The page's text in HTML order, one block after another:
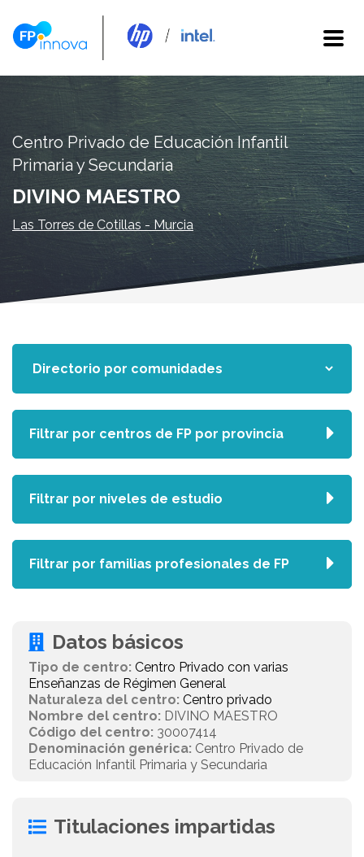
Centro Privado de Educación Infantil
Primaria y Secundaria
DIVINO MAESTRO
Las Torres de Cotillas - Murcia
Datos básicos
Tipo de centro: Centro Privado con varias
Enseñanzas de Régimen General
Naturaleza del centro: Centro privado
Nombre del centro: DIVINO MAESTRO
Código del centro: 30007414
Denominación genérica: Centro Privado de
Educación Infantil Primaria y Secundaria
Titulaciones impartidas
Filtrar por centros de FP por provincia
Filtrar por niveles de estudio
Filtrar por familias profesionales de FP